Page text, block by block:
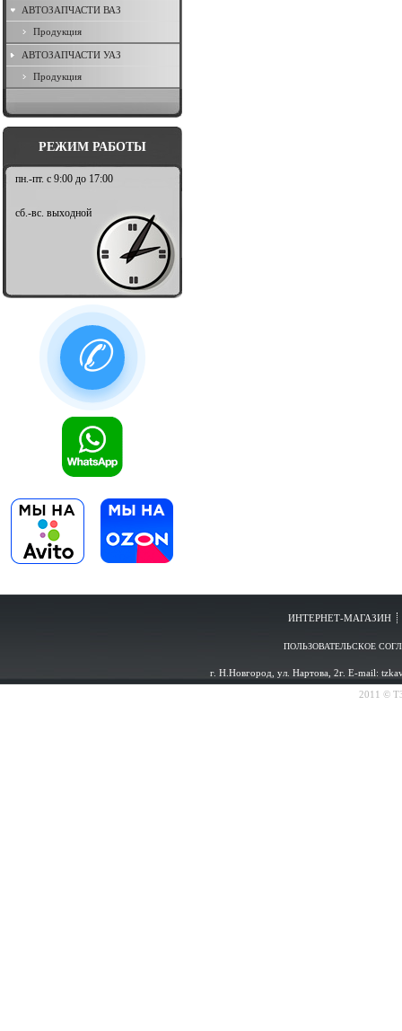
АВТОЗАПЧАСТИ ВАЗ
Продукция
АВТОЗАПЧАСТИ УАЗ
Продукция
РЕЖИМ РАБОТЫ
пн.-пт. с 9:00 до 17:00
сб.-вс. выходной
✆
ИНТЕРНЕТ-МАГАЗИН
ПОЛЬЗОВАТЕЛЬСКОЕ
г. Н.Новгород, ул. Нартова, 2г. E-mail:
2011 ©